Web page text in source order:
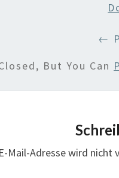
←
But You Can
Mail-Adresse wird nicht